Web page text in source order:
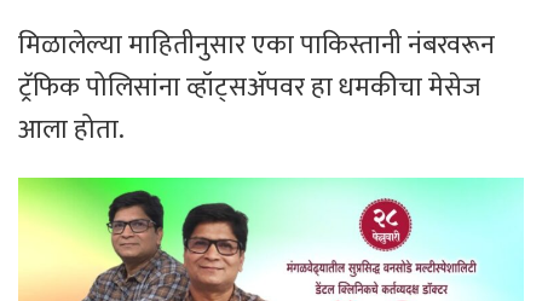
मिळालेल्या माहितीनुसार एका पाकिस्तानी नंबरवरून
ट्रॅफिक पोलिसांना व्हॉट्सॲपवर हा धमकीचा मेसेज
आला होता.